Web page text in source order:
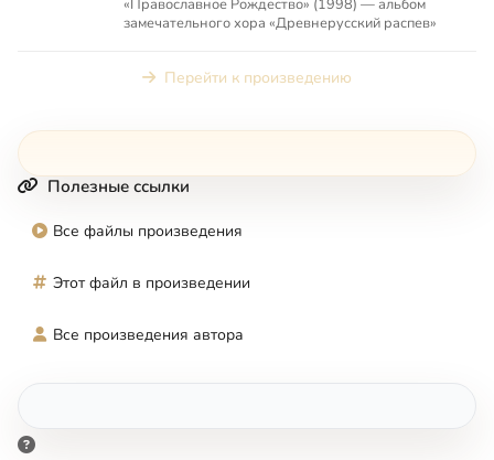
«Православное Рождество» (1998) — альбом
замечательного хора «Древнерусский распев»
Перейти к произведению
Полезные ссылки
Все файлы произведения
Этот файл в произведении
Все произведения автора